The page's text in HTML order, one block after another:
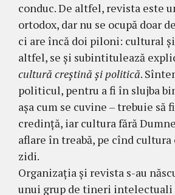
conduc. De altfel, revista este
ortodox, dar nu se ocupă doar
ci are încă doi piloni: cultural
altfel, se şi subintitulează
cultură creştină şi politică.
politicul, pentru a fi în slujba
aşa cum se cuvine – trebuie să
credinţă, iar cultura fără
aflare în treabă, pe cînd
zidi.
Organizaţia şi revista s-au
unui grup de tineri intelectuali